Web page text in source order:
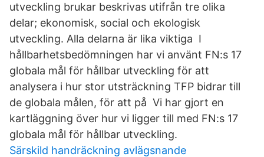
utveckling brukar beskrivas utifrån tre olika
delar; ekonomisk, social och ekologisk
utveckling. Alla delarna är lika viktiga I
hållbarhetsbedömningen har vi använt FN:s 17
globala mål för hållbar utveckling för att
analysera i hur stor utsträckning TFP bidrar till
de globala målen, för att på Vi har gjort en
kartläggning över hur vi ligger till med FN:s 17
globala mål för hållbar utveckling.
Särskild handräckning avlägsnande